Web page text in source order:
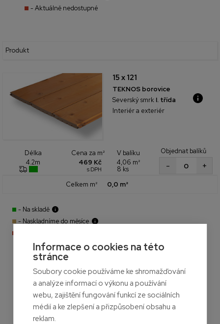
- Aktuálně nedostupné
Produkt
15 x 121
TEKNOS borovice
Severský smrk I. třída
Interiér a exteriér
Délka
4.2m
Cena za m²
469 Kč
s DPH
V balíku
4,06 m²
8 ks
Objednat balíků
+
-
Celkem m² 0,0 m²
- Na skladě
- Naskladníme do měsíce
Informace o cookies na této
stránce
Soubory cookie používáme ke shromažďování
a analýze informací o výkonu a používání
webu, zajištění fungování funkcí ze sociálních
médií a ke zlepšení a přizpůsobení obsahu a
reklam.